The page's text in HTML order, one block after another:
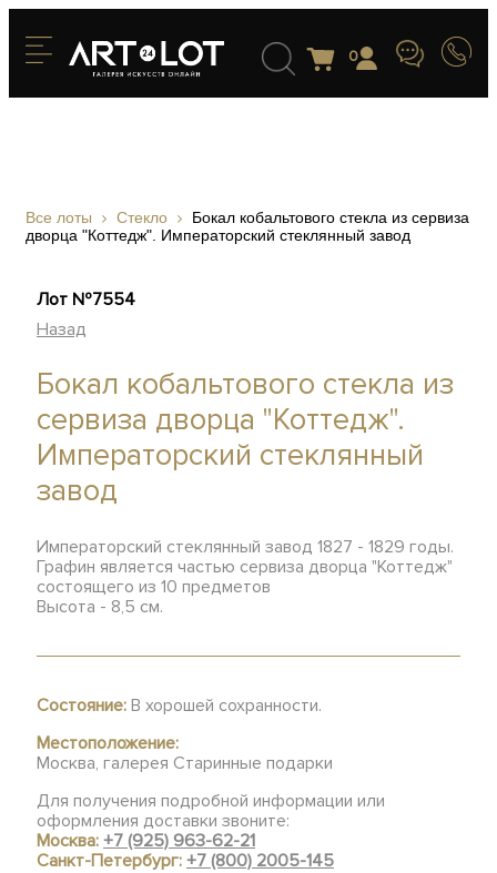
0
Все лоты Стекло
Бокал кобальтового стекла из сервиза
дворца "Коттедж". Императорский стеклянный завод
Лот №7554
Назад
Бокал кобальтового стекла из
сервиза дворца "Коттедж".
Императорский стеклянный
завод
Императорский стеклянный завод 1827 - 1829 годы.
Графин является частью сервиза дворца "Коттедж"
состоящего из 10 предметов
Высота - 8,5 см.
Состояние: В хорошей сохранности.
Местоположение:
Москва, галерея Старинные подарки
Для получения подробной информации или
оформления доставки звоните:
Москва:+7 (925) 963-62-21
Санкт-Петербург:+7 (800) 2005-145